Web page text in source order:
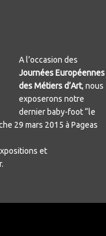
A l’occasion des
Journées Européennes
des Métiers d’Art, nous
exposerons notre
dernier baby-foot “le
29 mars 2015 à Pageas
et